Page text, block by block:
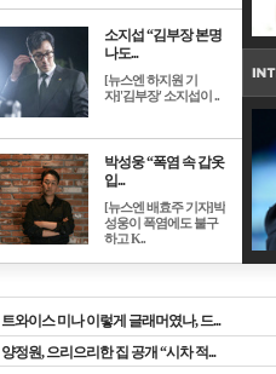
소지섭 “김부장 본명
나도...
[뉴스엔 하지원 기
자]'김부장' 소지섭이 ..
박성웅 “폭염 속 갑옷
입...
[뉴스엔 배효주 기자]박
성웅이 폭염에도 불구
하고 K..
트와이스 미나 이렇게 글래머였나, 드...
양정원, 으리으리한 집 공개 “시차 적...